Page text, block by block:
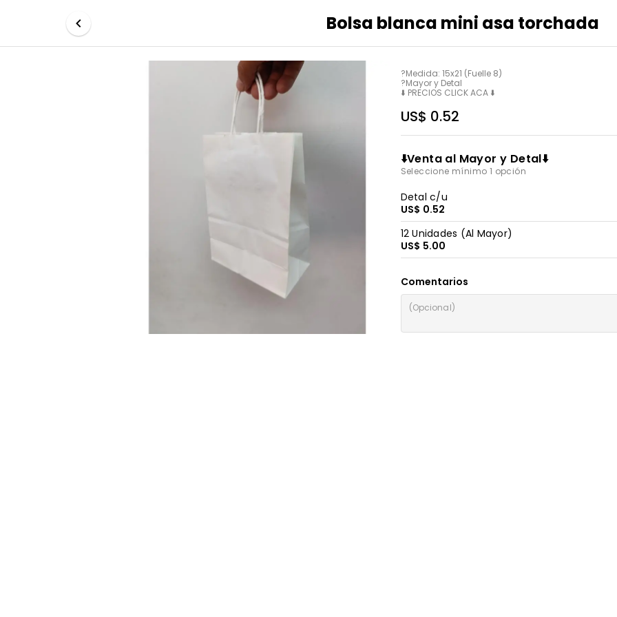
Bolsa blanca mini asa torchada
?Medida: 15x21 (Fuelle 8)
?Mayor y Detal
⬇️ PRECIOS CLICK ACA ⬇️
US$ 0.52
⬇️Venta al Mayor y Detal⬇️
Seleccione mínimo 1 opción
Detal c/u
US$ 0.52
12 Unidades (Al Mayor)
US$ 5.00
Comentarios